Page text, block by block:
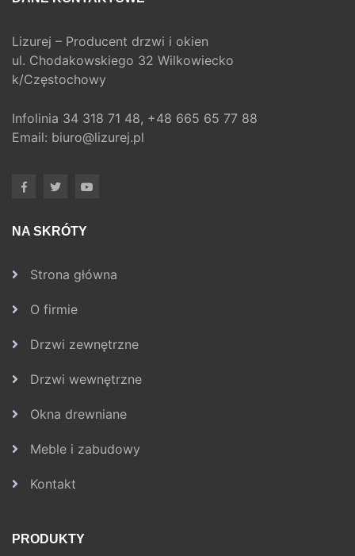
Lizurej – Producent drzwi i okien
ul. Chodakowskiego 32 Wilkowiecko
k/Częstochowy
Infolinia 34 318 71 48, +48 665 65 77 88
Email: biuro@lizurej.pl
NA SKRÓTY
Strona główna
O firmie
Drzwi zewnętrzne
Drzwi wewnętrzne
Okna drewniane
Meble i zabudowy
Kontakt
PRODUKTY